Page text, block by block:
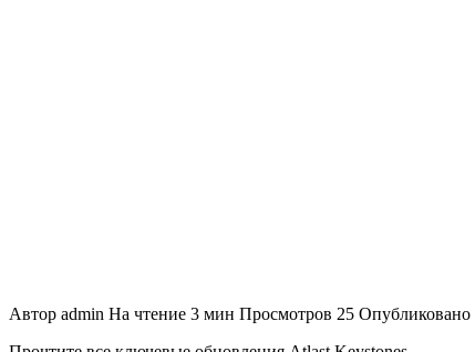
Автор admin На чтение 3 мин Просмотров 25 Опубликовано